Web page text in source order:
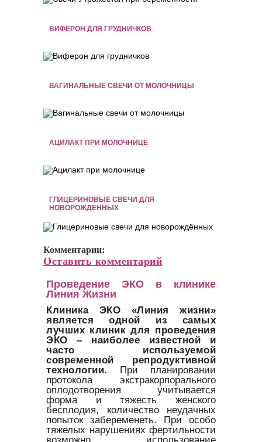
ВИФЕРОН ДЛЯ ГРУДНИЧКОВ
ВАГИНАЛЬНЫЕ СВЕЧИ ОТ МОЛОЧНИЦЫ
АЦИЛАКТ ПРИ МОЛОЧНИЦЕ
ГЛИЦЕРИНОВЫЕ СВЕЧИ ДЛЯ
НОВОРОЖДЁННЫХ
Комментарии:
Оставить комментарий
Проведение ЭКО в клинике
Линия Жизни
Клиника ЭКО «Линия жизни»
является одной из самых
лучших клиник для проведения
ЭКО – наиболее известной и
часто используемой
современной репродуктивной
технологии.
При планировании
протокола экстракорпорального
оплодотворения учитывается
форма и тяжесть женского
бесплодия, количество неудачных
попыток забеременеть. При особо
тяжелых нарушениях фертильности
возможно использование